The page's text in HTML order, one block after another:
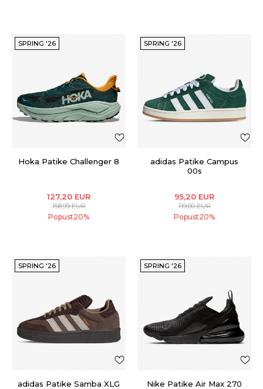
SPRING '26
Hoka Patike Challenger 8
127,20 EUR
158,99EUR
Popust20%
SPRING '26
adidas Patike Campus
00s
95,20 EUR
119,00EUR
Popust20%
SPRING '26
adidas Patike Samba XLG
SPRING '26
Nike Patike Air Max 270